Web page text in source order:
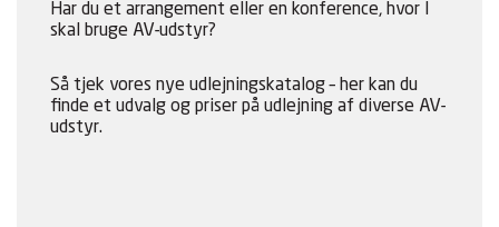
Har du et arrangement eller en konference, hvor I
skal bruge AV-udstyr?
Så tjek vores nye udlejningskatalog – her kan du
finde et udvalg og priser på udlejning af diverse AV-
udstyr.